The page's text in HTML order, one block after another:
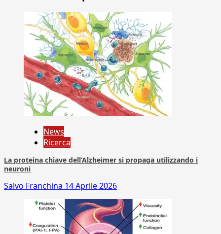
News
Ricerca
La proteina chiave dell’Alzheimer si propaga utilizzando i
neuroni
Salvo Franchina 14 Aprile 2026